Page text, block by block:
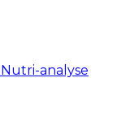
Nutri-analyse